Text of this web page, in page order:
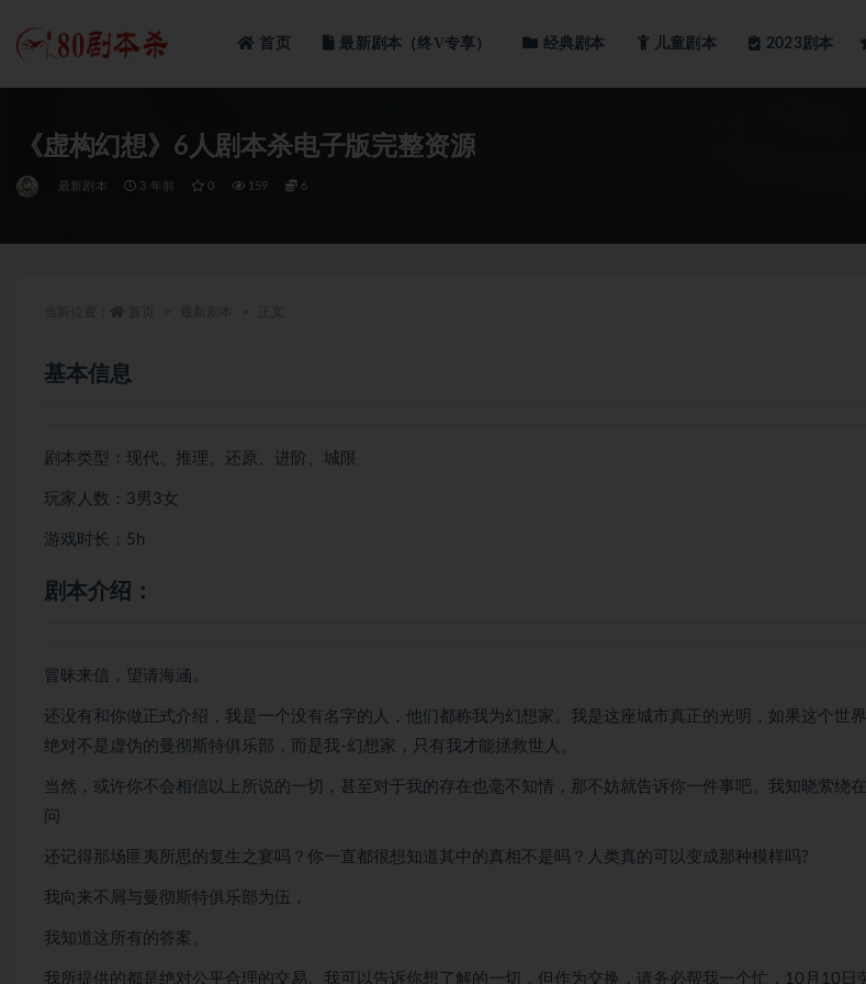
首页 最新剧本（终V专享） 经典剧本 儿童剧本 2023剧本
《虚构幻想》6人剧本杀电子版完整资源
最新剧本 3 年前 0 159 6
基本信息
剧本类型：现代、推理、还原、进阶、城限
玩家人数：3男3女
游戏时长：5h
剧本介绍：
冒昧来信，望请海涵。
还没有和你做正式介绍，我是一个没有名字的人，他们都称我为幻想家。我是这座城市真正的光明，如果这个世
绝对不是虚伪的曼彻斯特俱乐部，而是我-幻想家，只有我才能拯救世人。
当然，或许你不会相信以上所说的一切，甚至对于我的存在也毫不知情，那不妨就告诉你一件事吧。我知晓萦绕
问
还记得那场匪夷所思的复生之宴吗？你一直都很想知道其中的真相不是吗？人类真的可以变成那种模样吗?
我向来不屑与曼彻斯特俱乐部为伍，
我知道这所有的答案。
我所提供的都是绝对公平合理的交易。我可以告诉你想了解的一切，但作为交换，请务必帮我一个忙，10月10日